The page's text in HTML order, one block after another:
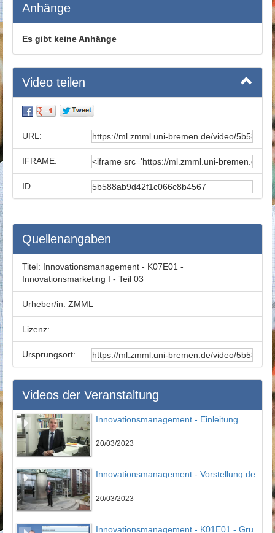
Anhänge
Es gibt keine Anhänge
Video teilen
URL:
IFRAME:
ID:
Quellenangaben
Titel: Innovationsmanagement - K07E01 -
Innovationsmarketing I - Teil 03
Urheber/in: ZMML
Lizenz:
Ursprungsort:
Videos der Veranstaltung
Innovationsmanagement - Einleitung
20/03/2023
Innovationsmanagement - Vorstellung des IPMI
20/03/2023